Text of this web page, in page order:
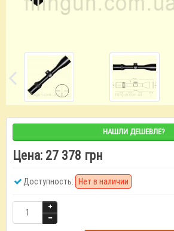
НАШЛИ ДЕШЕВЛЕ?
Цена: 27 378 грн
Доступность: Нет в наличии